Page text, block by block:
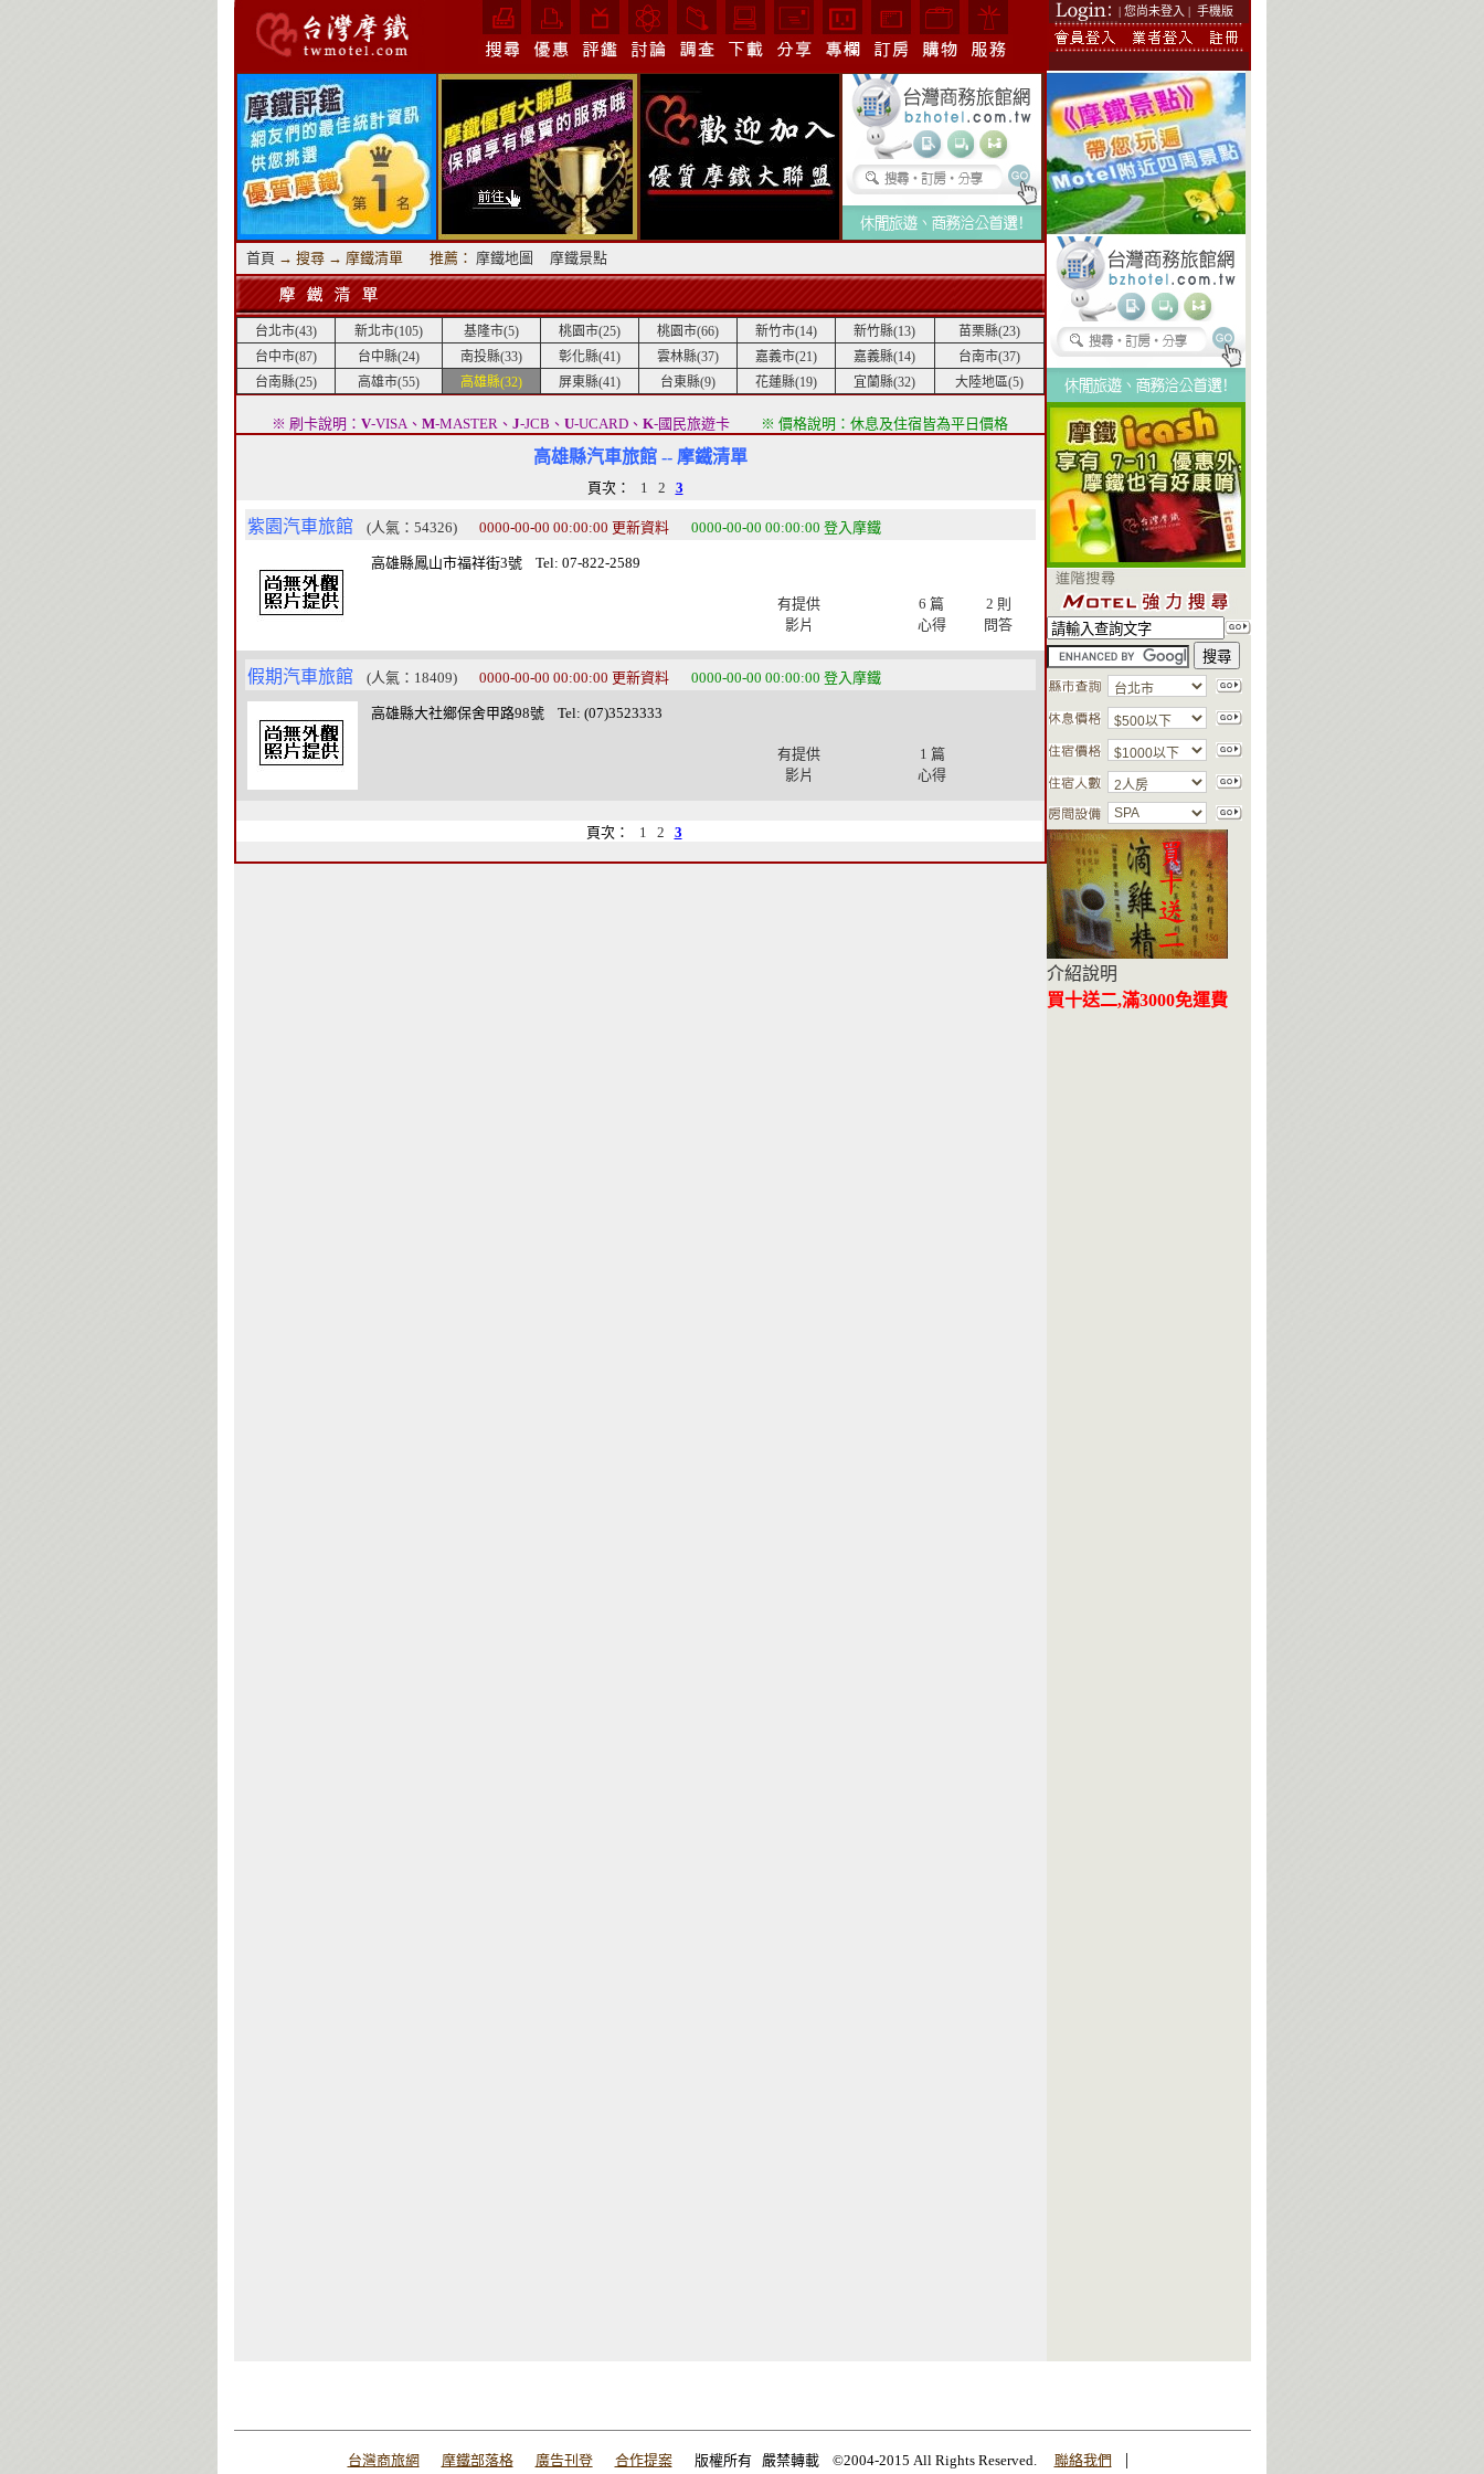
| 您尚未登入 | 手機版
首頁 → 搜尋 → 摩鐵清單 推薦： 摩鐵地圖 摩鐵景點
台北市(43) 新北市(105) 基隆市(5) 桃園市(25) 桃園市(66) 新竹市(14) 新竹縣(13)
苗栗縣(23)
台中市(87)
台中縣(24) 南投縣(33) 彰化縣(41) 雲林縣(37) 嘉義市(21) 嘉義縣(14)
台南市(37)
台南縣(25)
高雄市(55) 高雄縣(32) 屏東縣(41) 台東縣(9) 花蓮縣(19) 宜蘭縣(32) 大陸地區(5)
※ 刷卡說明： V-VISA、 M-MASTER、 J-JCB、 U-UCARD、 K-國民旅遊卡 ※ 價格說明：休息及住宿皆為平日價格
高雄縣汽車旅館 -- 摩鐵清單
頁次： 1 2 3
紫園汽車旅館 (人氣：54326) 0000-00-00 00:00:00 更新資料 0000-00-00 00:00:00 登入摩鐵
高雄縣鳳山市福祥街3號 Tel: 07-822-2589
有提供
影片
6 篇
心得
2 則
問答
假期汽車旅館 (人氣：18409) 0000-00-00 00:00:00 更新資料 0000-00-00 00:00:00 登入摩鐵
高雄縣大社鄉保舍甲路98號 Tel: (07)3523333
有提供
影片
1 篇
心得
頁次： 1 2 3
介紹說明
買十送二,滿3000免運費
台灣商旅網 摩鐵部落格 廣告刊登 合作提案 版權所有 嚴禁轉載 ©2004-2015 All Rights Reserved. 聯絡我們 |